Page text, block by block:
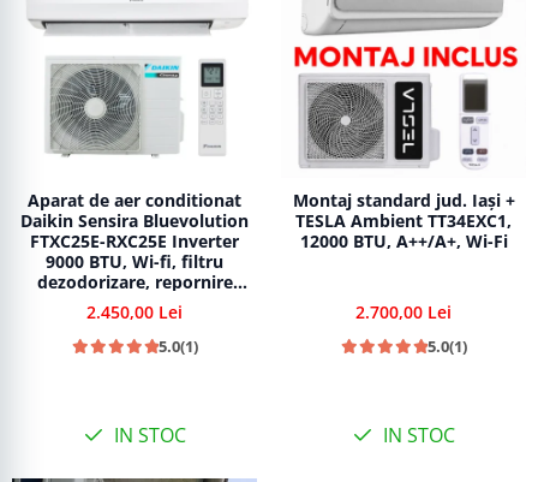
Aparat de aer conditionat
Daikin Sensira Bluevolution
FTXC25E-RXC25E Inverter
9000 BTU, Wi-fi, filtru
dezodorizare, repornire
automata, 5 trepte de
viteza, comutare automata
racire-incalzire
2.450,00 Lei
5.0(1)
IN STOC
Montaj standard jud. Iași +
TESLA Ambient TT34EXC1,
12000 BTU, A++/A+, Wi-Fi
2.700,00 Lei
5.0(1)
IN STOC